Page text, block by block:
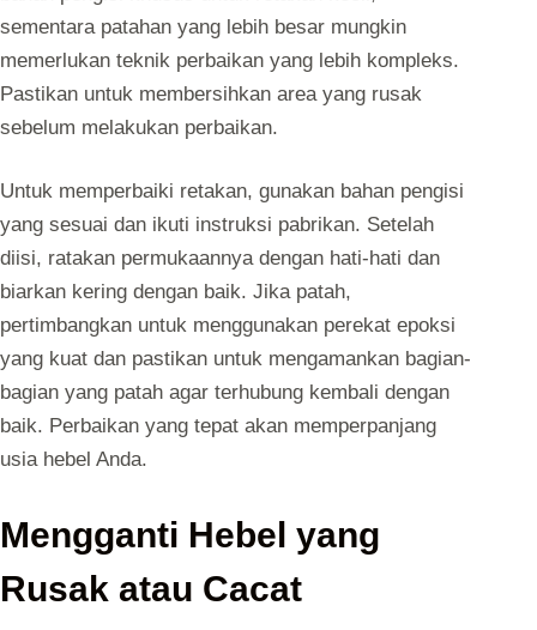
sementara patahan yang lebih besar mungkin
memerlukan teknik perbaikan yang lebih kompleks.
Pastikan untuk membersihkan area yang rusak
sebelum melakukan perbaikan.
Untuk memperbaiki retakan, gunakan bahan pengisi
yang sesuai dan ikuti instruksi pabrikan. Setelah
diisi, ratakan permukaannya dengan hati-hati dan
biarkan kering dengan baik. Jika patah,
pertimbangkan untuk menggunakan perekat epoksi
yang kuat dan pastikan untuk mengamankan bagian-
bagian yang patah agar terhubung kembali dengan
baik. Perbaikan yang tepat akan memperpanjang
usia hebel Anda.
Mengganti Hebel yang
Rusak atau Cacat